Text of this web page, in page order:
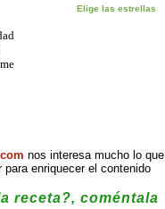
nos interesa mucho lo que
para enriquecer el contenido
receta?, coméntala